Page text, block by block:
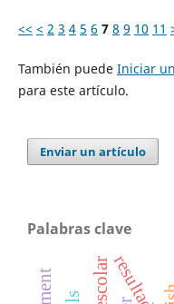
<< < 2 3 4 5 6 7 8 9 10 11
También puede Iniciar
para este artículo.
Enviar un artículo
Palabras clave